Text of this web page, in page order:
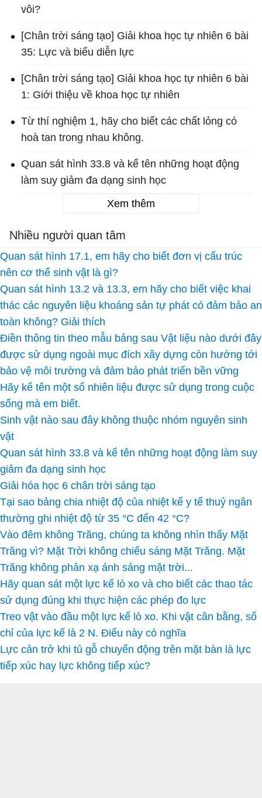
vôi?
[Chân trời sáng tạo] Giải khoa học tự nhiên 6 bài
35: Lực và biểu diễn lực
[Chân trời sáng tạo] Giải khoa học tự nhiên 6 bài
1: Giới thiệu về khoa học tự nhiên
Từ thí nghiệm 1, hãy cho biết các chất lỏng có
hoà tan trong nhau không.
Quan sát hình 33.8 và kể tên những hoạt động
làm suy giảm đa dạng sinh học
Xem thêm
Nhiều người quan tâm
Quan sát hình 17.1, em hãy cho biết đơn vị cấu trúc
nên cơ thể sinh vật là gì?
Quan sát hình 13.2 và 13.3, em hãy cho biết việc khai
thác các nguyên liệu khoáng sản tự phát có đảm bảo an
toàn không? Giải thích
Điền thông tin theo mẫu bảng sau Vật liệu nào dưới đây
được sử dụng ngoài mục đích xây dựng còn hướng tới
bảo vệ môi trường và đảm bảo phát triển bền vững
Hãy kể tên một số nhiên liệu được sử dụng trong cuộc
sống mà em biết.
Sinh vật nào sau đây không thuộc nhóm nguyên sinh
vật
Quan sát hình 33.8 và kể tên những hoạt động làm suy
giảm đa dạng sinh học
Giải hóa học 6 chân trời sáng tạo
Tại sao bảng chia nhiệt độ của nhiệt kế y tế thuỷ ngân
thường ghi nhiệt độ từ 35 °C đến 42 °C?
Vào đêm không Trăng, chúng ta không nhìn thấy Mặt
Trăng vì? Mặt Trời không chiếu sáng Mặt Trăng. Mặt
Trăng không phản xạ ánh sáng mặt trời...
Hãy quan sát một lực kế lò xo và cho biết các thao tác
sử dụng đúng khi thực hiện các phép đo lực
Treo vật vào đầu một lực kế lò xo. Khi vật cân bằng, số
chỉ của lực kế là 2 N. Điểu này có nghĩa
Lực cản trở khi tủ gỗ chuyển động trên mặt bàn là lực
tiếp xúc hay lực không tiếp xúc?